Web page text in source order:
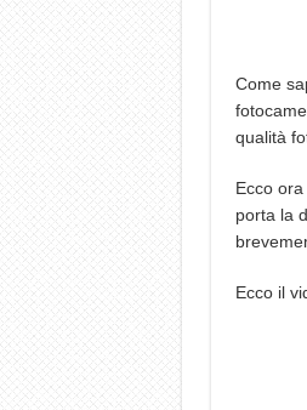
Come
qualità
Ecco
porta la
Ecco il